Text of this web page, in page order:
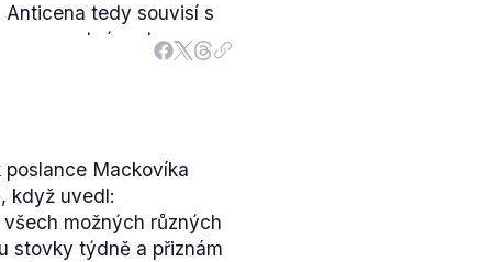
tedy souvisí s
samostným stavem
být situace v Praze.
současně v roce
kraj. Udělení
s obecným
Má spíše upozornit na
a dali mu v hlasování
Mackovíka
když uvedl:
možných různých
stovky týdně a přiznám